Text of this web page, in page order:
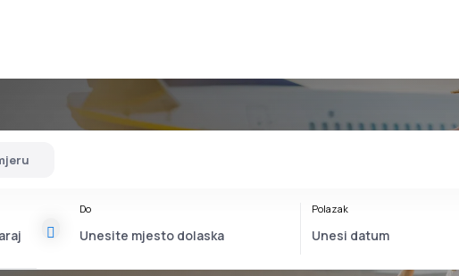
Do Polazak